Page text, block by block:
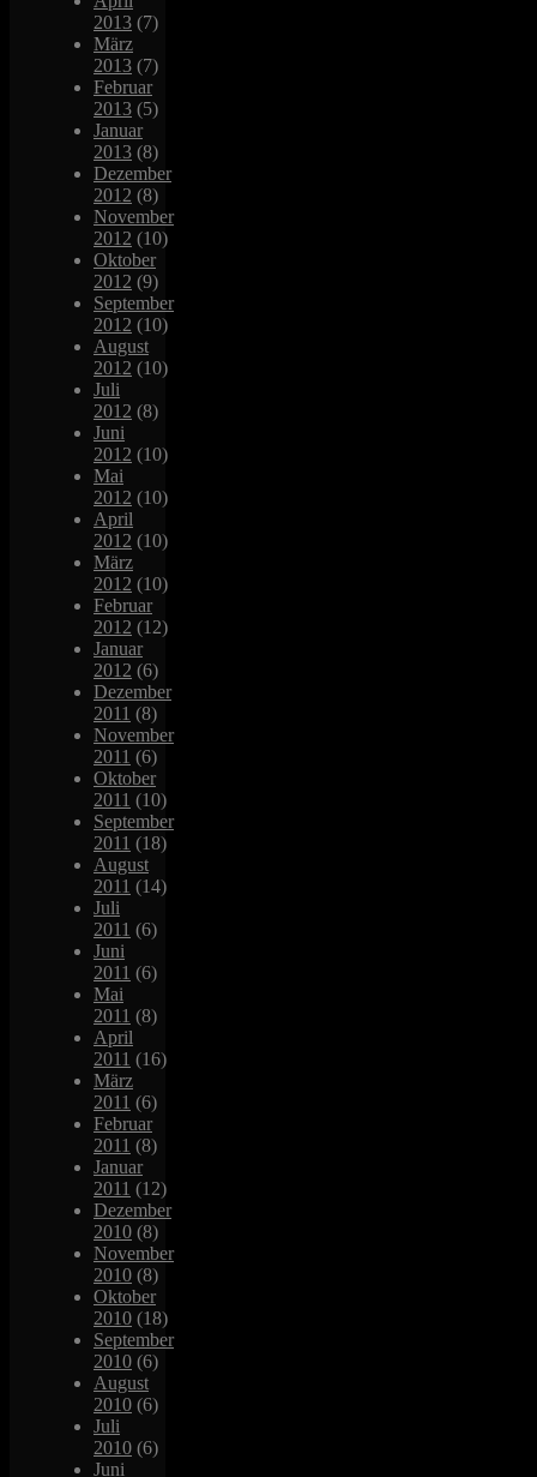
2013 (7)
März
2013 (7)
Februar
2013 (5)
Januar
2013 (8)
Dezember
2012 (8)
November
2012 (10)
Oktober
2012 (9)
September
2012 (10)
August
2012 (10)
Juli
2012 (8)
Juni
2012 (10)
Mai
2012 (10)
April
2012 (10)
März
2012 (10)
Februar
2012 (12)
Januar
2012 (6)
Dezember
2011 (8)
November
2011 (6)
Oktober
2011 (10)
September
2011 (18)
August
2011 (14)
Juli
2011 (6)
Juni
2011 (6)
Mai
2011 (8)
April
2011 (16)
März
2011 (6)
Februar
2011 (8)
Januar
2011 (12)
Dezember
2010 (8)
November
2010 (8)
Oktober
2010 (18)
September
2010 (6)
August
2010 (6)
Juli
2010 (6)
Juni